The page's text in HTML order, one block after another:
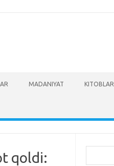
MADANIYAT
qoldi: